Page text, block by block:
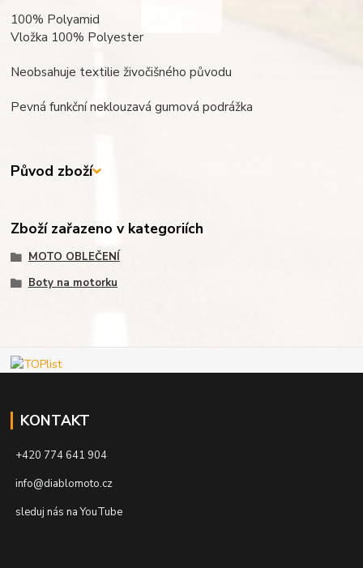
100% Polyamid
Vložka 100% Polyester
Neobsahuje textilie živočišného původu
Pevná funkční neklouzavá gumová podrážka
Původ zboží
Zboží zařazeno v kategoriích
MOTO OBLEČENÍ
Boty na motorku
KONTAKT
+420 774 641 904
info@diablomoto.cz
sleduj nás na YouTube